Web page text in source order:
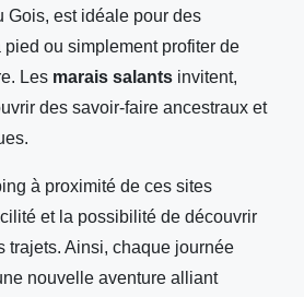
Gois, est idéale pour des
ou simplement profiter de
Les marais salants invitent,
des savoir-faire ancestraux et
à proximité de ces sites
et la possibilité de découvrir
trajets. Ainsi, chaque journée
nouvelle aventure alliant